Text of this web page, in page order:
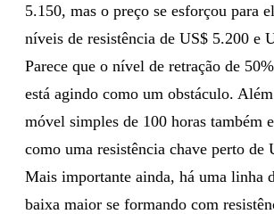
5.150, mas o preço se esforçou para
níveis de resistência de US$ 5.200 e
Parece que o nível de retração de
está agindo como um obstáculo.
móvel simples de 100 horas também
como uma resistência chave perto de
Mais importante ainda, há uma linha
baixa maior se formando com